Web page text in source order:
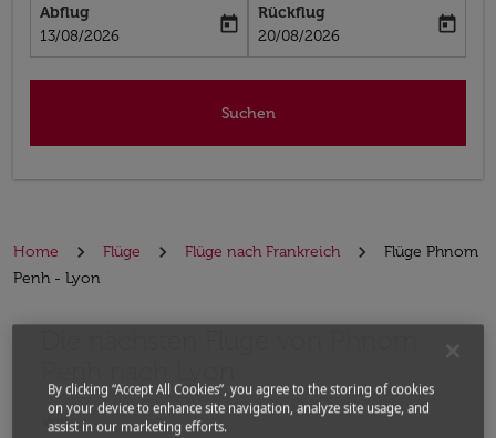
Abflug
fc-booking-departure-date-aria-label
13/08/2026
today
Rückflug
fc-booking-return-date-aria-label
20/08/2026
today
Suchen
Home Flüge Flüge nach Frankreich
Flüge Phnom
Penh - Lyon
Von
By clicking “Accept All Cookies”, you agree to the storing of cookies
on your device to enhance site navigation, analyze site usage, and
assist in our marketing efforts.